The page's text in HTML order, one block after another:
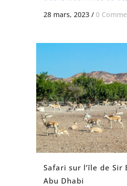
28 mars, 2023 / 0
Safari sur l’île de Sir
Abu Dhabi